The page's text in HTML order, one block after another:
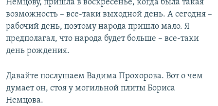
Немцову, пришла в воскресенье, когда была такая
возможность – все-таки выходной день. А сегодня –
рабочий день, поэтому народа пришло мало. Я
предполагал, что народа будет больше – все-таки
день рождения.
Давайте послушаем Вадима Прохорова. Вот о чем
думает он, стоя у могильной плиты Бориса
Немцова.